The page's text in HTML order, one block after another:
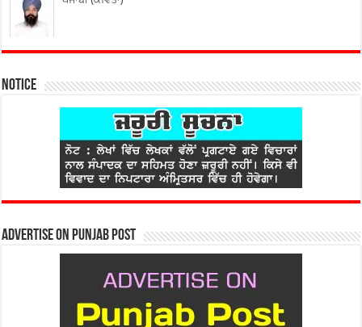
Notice
Advertise on Punjab Post